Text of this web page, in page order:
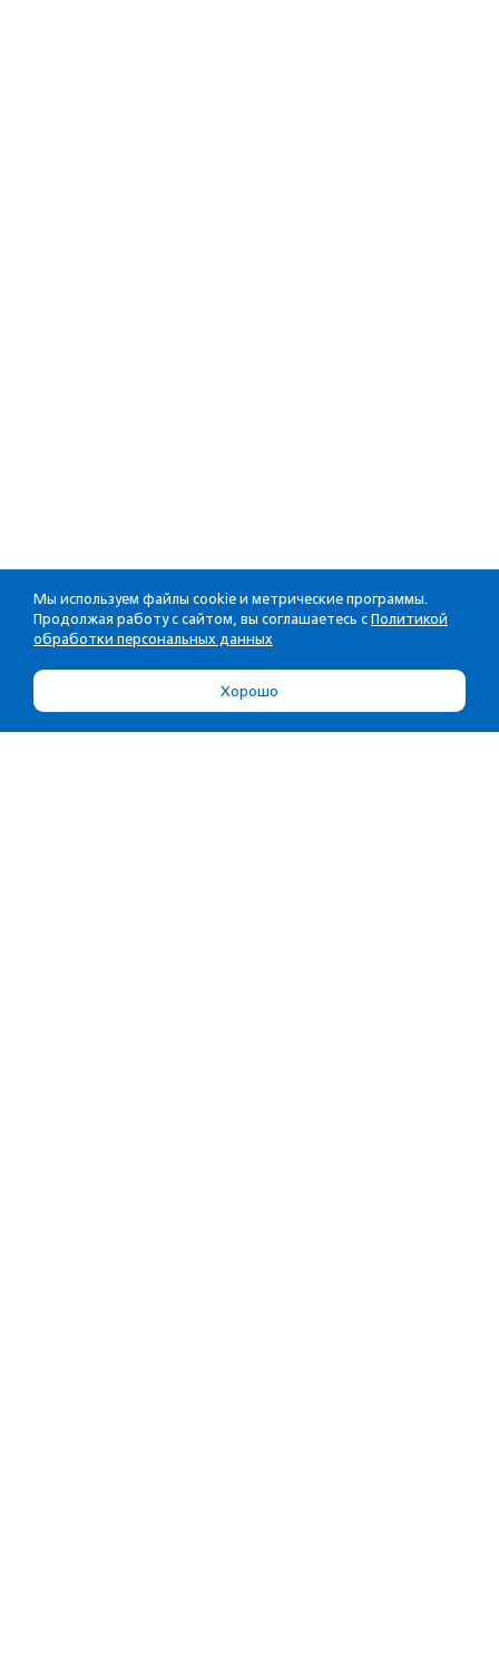
Мы используем файлы cookie и метрические программы.
Продолжая работу с сайтом, вы соглашаетесь с Политикой
обработки персональных данных
Хорошо